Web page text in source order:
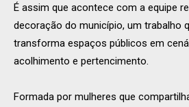
É assim que acontece com a equipe
decoração do município, um trabalho
transforma espaços públicos em
acolhimento e pertencimento.
Formada por mulheres que